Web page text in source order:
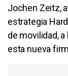
Jochen Zeitz,
estrategia
de movilidad,
esta nueva